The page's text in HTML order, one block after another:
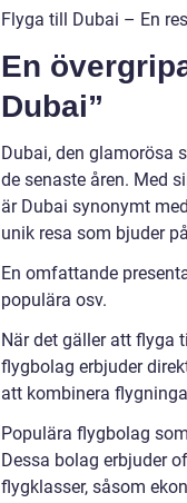
Flyga till Dubai – En
En
Dubai”
Dubai, den glamorösa
de senaste åren. Med
är Dubai synonymt
unik resa som bjuder
En omfattande
populära osv.
När det gäller att flyga
flygbolag erbjuder
att kombinera
Populära flygbolag
Dessa bolag erbjuder
flygklasser, såsom